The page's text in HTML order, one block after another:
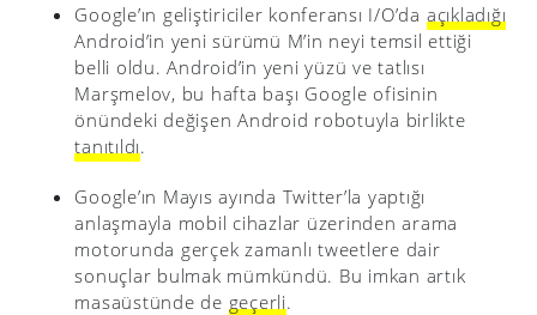
Google’ın geliştiriciler konferansı I/O’da açıkladığı
Android’in yeni sürümü M’in neyi temsil ettiği
belli oldu. Android’in yeni yüzü ve tatlısı
Marşmelov, bu hafta başı Google ofisinin
önündeki değişen Android robotuyla birlikte
tanıtıldı.
Google’ın Mayıs ayında Twitter’la yaptığı
anlaşmayla mobil cihazlar üzerinden arama
motorunda gerçek zamanlı tweetlere dair
sonuçlar bulmak mümkündü. Bu imkan artık
masaüstünde de geçerli.